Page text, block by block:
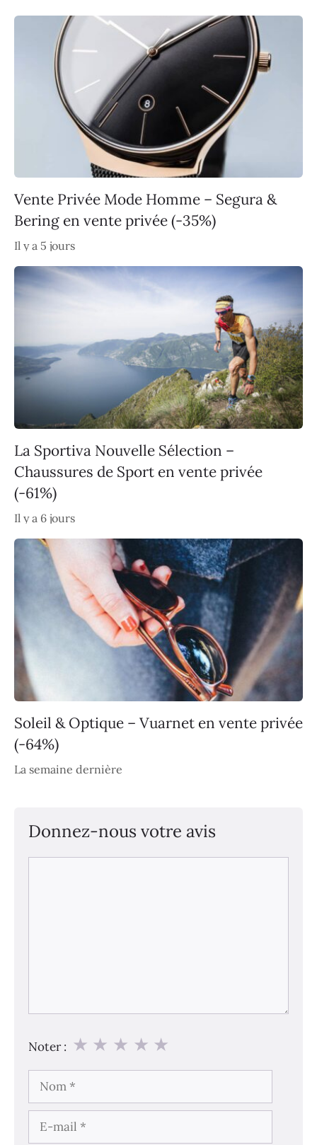
Vente Privée Mode Homme – Segura &
Bering en vente privée (-35%)
Il y a 5 jours
La Sportiva Nouvelle Sélection –
Chaussures de Sport en vente privée
(-61%)
Il y a 6 jours
Soleil & Optique – Vuarnet en vente privée
(-64%)
La semaine dernière
Donnez-nous votre avis
Noter : ★
★
★
★
★
Nom
E-
mail